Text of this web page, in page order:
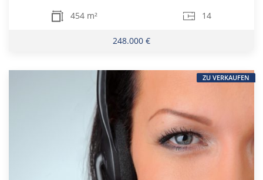
454 m² 14
248.000 €
ZU VERKAUFEN